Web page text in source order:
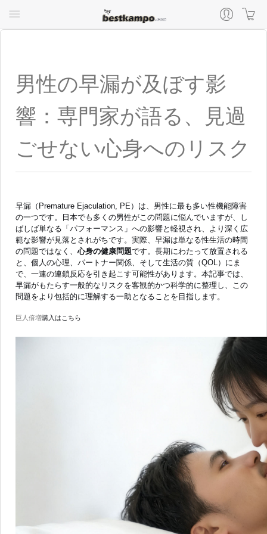
男性の早漏が及ぼす影
響：専門家が語る、見過
ごせない心身へのリスク
早漏（Premature Ejaculation, PE）は、男性に最も多い性機能障害
の一つです。日本でも多くの男性がこの問題に悩んでいますが、し
ばしば単なる「パフォーマンス」への影響と軽視され、より深く広
範な影響が見落とされがちです。実際、早漏は単なる性生活の時間
の問題ではなく、心身の健康問題です。長期にわたって放置される
と、個人の心理、パートナー関係、そして生活の質（QOL）にま
で、一連の連鎖反応を引き起こす可能性があります。本記事では、
早漏がもたらす一般的なリスクを客観的かつ科学的に整理し、この
問題をより包括的に理解する一助となることを目指します。
巨人倍増購入はこちら